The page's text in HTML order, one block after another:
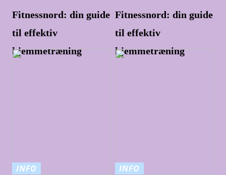
Fitnessnord: din guide
til effektiv
hjemmetræning
Fitnessnord: din guide
til effektiv
hjemmetræning
INFO
INFO